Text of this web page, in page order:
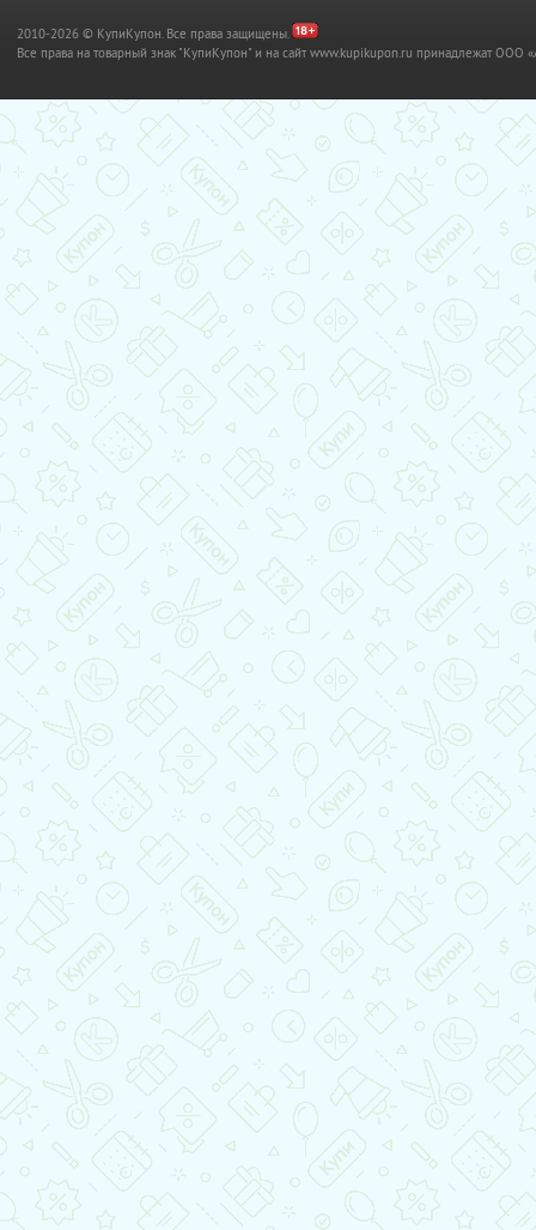
2010-2026 © КупиКупон. Все права защищены.
Все права на товарный знак "КупиКупон" и на сайт www.kupikupon.ru принадлежат